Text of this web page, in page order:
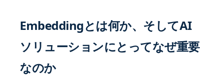
Embeddingとは何か、そしてAI
ソリューションにとってなぜ重要
なのか